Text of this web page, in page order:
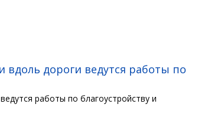
вдоль дороги ведутся работы по
работы по благоустройству и